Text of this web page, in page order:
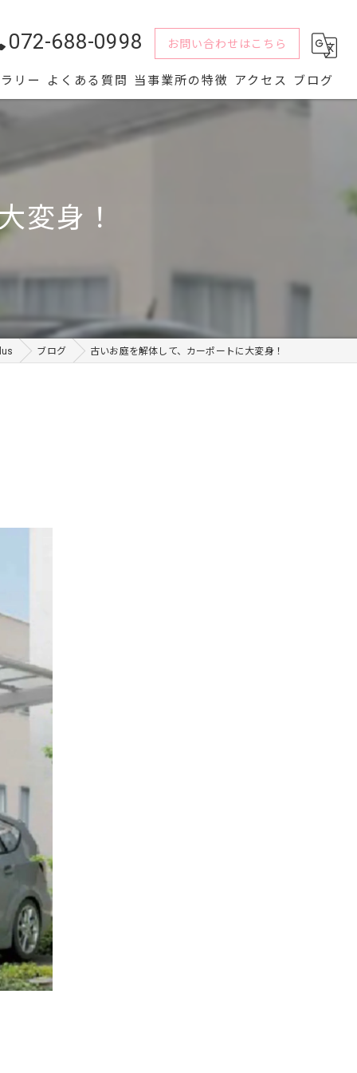
072-688-0998 お問い合わせはこちら
リー よくある質問 当事業所の特徴
水回り
アクセス ブログ
変身！
ブログ 古いお庭を解体して、カーポートに大変身！